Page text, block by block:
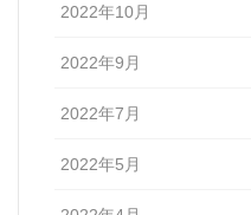
2022年10月
2022年9月
2022年7月
2022年5月